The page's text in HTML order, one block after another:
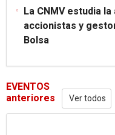
La CNMV estudia
accionistas y
Bolsa
EVENTOS
anteriores Ver todos